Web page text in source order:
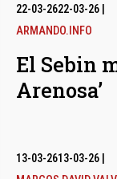
22-03-2622-03-26
ARMANDO.INFO
El Sebin
Arenosa’
13-03-2613-03-26